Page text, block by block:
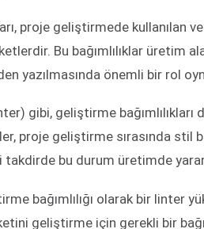
proje geliştirmede kullanılan
Bu bağımlılıklar üretim
yazılmasında önemli bir rol
gibi, geliştirme
proje geliştirme sırasında stil
takdirde bu durum üretimde
bağımlılığı olarak bir linter
geliştirme için gerekli bir